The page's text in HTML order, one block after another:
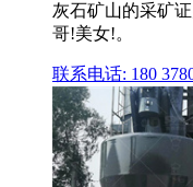
灰石矿山的采矿
哥!美女!。
联系电话: 180